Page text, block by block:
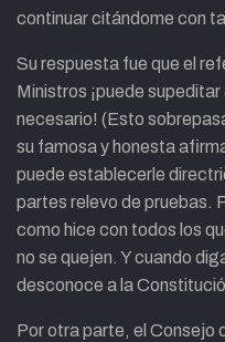
continuar citándome con
Su respuesta fue que el
Ministros ¡puede
necesario! (Esto
su famosa y honesta
puede establecerle
partes relevo de pruebas.
como hice con todos los
no se quejen. Y cuando
desconoce a la
Por otra parte, el Consejo